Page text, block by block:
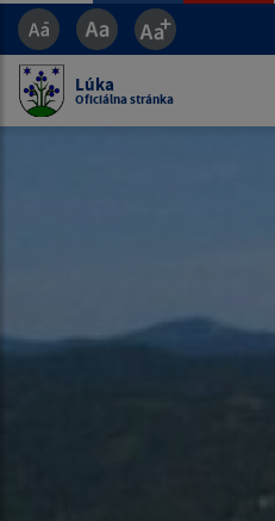
Lúka
Oficiálna stránka